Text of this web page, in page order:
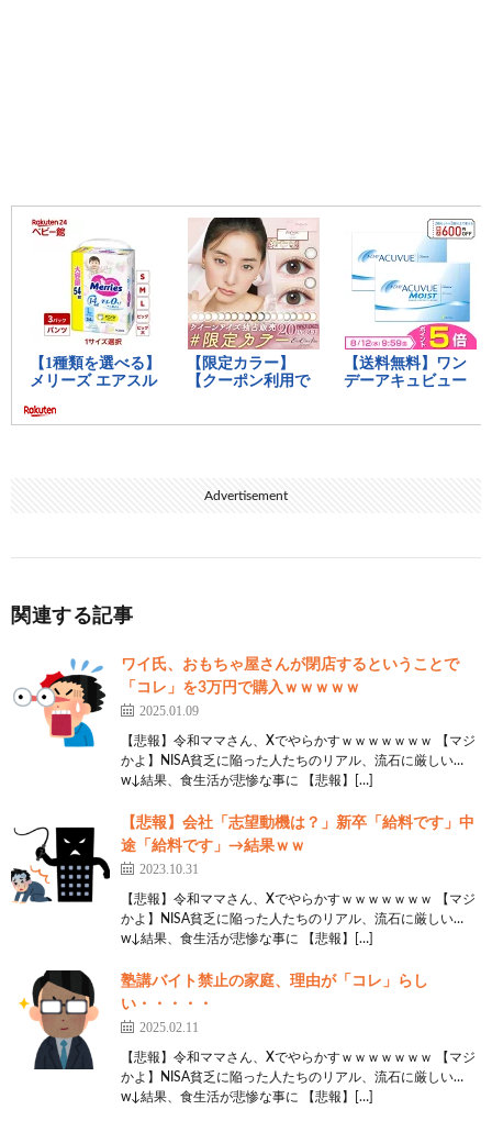
Advertisement
関連する記事
ワイ氏、おもちゃ屋さんが閉店するということで
「コレ」を3万円で購入ｗｗｗｗｗ
2025.01.09
【悲報】令和ママさん、Xでやらかすｗｗｗｗｗｗｗ 【マジ
かよ】NISA貧乏に陥った人たちのリアル、流石に厳しい…
w↓結果、食生活が悲惨な事に 【悲報】[…]
【悲報】会社「志望動機は？」新卒「給料です」中
途「給料です」→結果ｗｗ
2023.10.31
【悲報】令和ママさん、Xでやらかすｗｗｗｗｗｗｗ 【マジ
かよ】NISA貧乏に陥った人たちのリアル、流石に厳しい…
w↓結果、食生活が悲惨な事に 【悲報】[…]
塾講バイト禁止の家庭、理由が「コレ」らし
い・・・・・
2025.02.11
【悲報】令和ママさん、Xでやらかすｗｗｗｗｗｗｗ 【マジ
かよ】NISA貧乏に陥った人たちのリアル、流石に厳しい…
w↓結果、食生活が悲惨な事に 【悲報】[…]